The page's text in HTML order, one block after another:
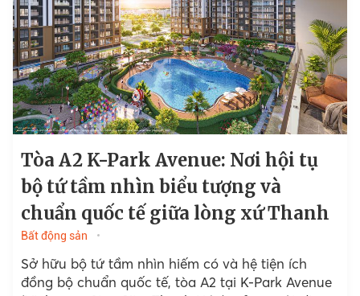
Tòa A2 K-Park Avenue: Nơi hội tụ
bộ tứ tầm nhìn biểu tượng và
chuẩn quốc tế giữa lòng xứ Thanh
Bất động sản
Sở hữu bộ tứ tầm nhìn hiếm có và hệ tiện ích
đồng bộ chuẩn quốc tế, tòa A2 tại K-Park Avenue